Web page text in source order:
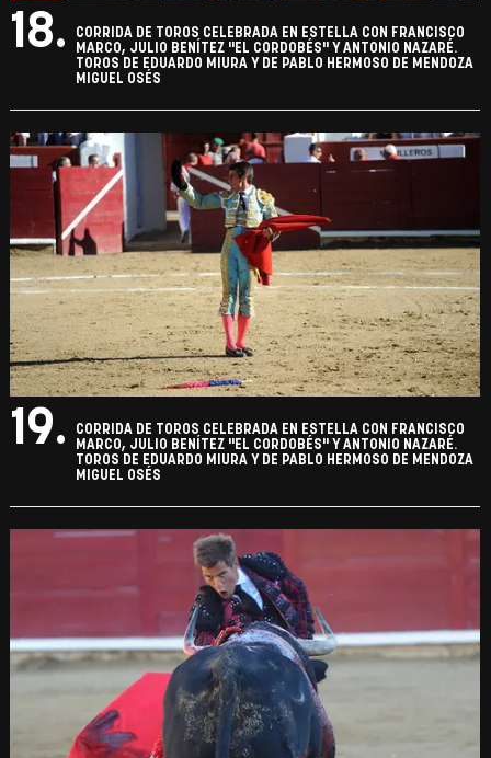
18.
CORRIDA DE TOROS CELEBRADA EN ESTELLA CON FRANCISCO
MARCO, JULIO BENÍTEZ "EL CORDOBÉS" Y ANTONIO NAZARÉ.
TOROS DE EDUARDO MIURA Y DE PABLO HERMOSO DE MENDOZA
MIGUEL OSÉS
19.
CORRIDA DE TOROS CELEBRADA EN ESTELLA CON FRANCISCO
MARCO, JULIO BENÍTEZ "EL CORDOBÉS" Y ANTONIO NAZARÉ.
TOROS DE EDUARDO MIURA Y DE PABLO HERMOSO DE MENDOZA
MIGUEL OSÉS